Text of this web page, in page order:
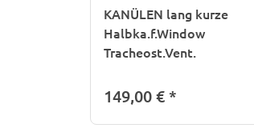
KANÜLEN lang kurze
Halbka.f.Window
Tracheost.Vent.
149,00 €*